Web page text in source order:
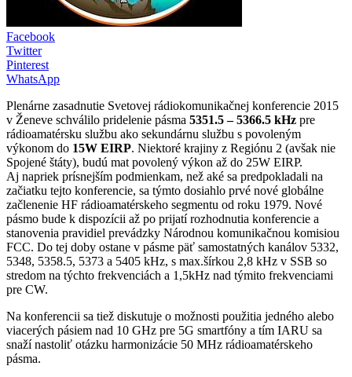
Facebook
Twitter
Pinterest
WhatsApp
Plenárne zasadnutie Svetovej rádiokomunikačnej konferencie 2015
v Ženeve schválilo pridelenie pásma 5351.5 – 5366.5 kHz pre
rádioamatérsku službu ako sekundárnu službu s povoleným
výkonom do 15W EIRP. Niektoré krajiny z Regiónu 2 (avšak nie
Spojené štáty), budú mat povolený výkon až do 25W EIRP.
Aj napriek prísnejším podmienkam, než aké sa predpokladali na
začiatku tejto konferencie, sa týmto dosiahlo prvé nové globálne
začlenenie HF rádioamatérskeho segmentu od roku 1979. Nové
pásmo bude k dispozícii až po prijatí rozhodnutia konferencie a
stanovenia pravidiel prevádzky Národnou komunikačnou komisiou
FCC. Do tej doby ostane v pásme päť samostatných kanálov 5332,
5348, 5358.5, 5373 a 5405 kHz, s max.šírkou 2,8 kHz v SSB so
stredom na týchto frekvenciách a 1,5kHz nad týmito frekvenciami
pre CW.
Na konferencii sa tiež diskutuje o možnosti použitia jedného alebo
viacerých pásiem nad 10 GHz pre 5G smartfóny a tím IARU sa
snaží nastoliť otázku harmonizácie 50 MHz rádioamatérskeho
pásma.